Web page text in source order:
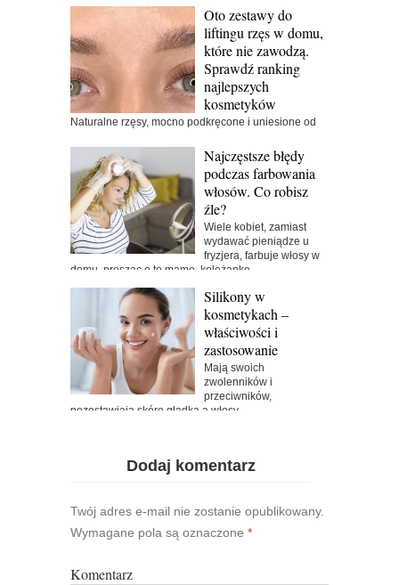
składników...
Oto zestawy do
liftingu rzęs w domu,
które nie zawodzą.
Sprawdź ranking
najlepszych
kosmetyków
Naturalne rzęsy, mocno podkręcone i uniesione od
Najczęstsze błędy
podczas farbowania
włosów. Co robisz
źle?
Wiele kobiet, zamiast
wydawać pieniądze u
fryzjera, farbuje włosy w
domu, prosząc o to mamę, koleżankę,...
Silikony w
kosmetykach –
właściwości i
zastosowanie
Mają swoich
zwolenników i
przeciwników,
pozostawiają skórę gładką a włosy...
Dodaj komentarz
Twój adres e-mail nie zostanie opublikowany.
Wymagane pola są oznaczone *
Komentarz